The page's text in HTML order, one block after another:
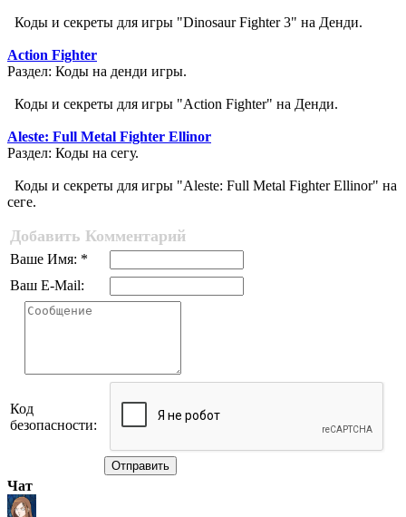
Коды и секреты для игры "Dinosaur Fighter 3" на Денди.
Action Fighter
Раздел: Коды на денди игры.
Коды и секреты для игры "Action Fighter" на Денди.
Aleste: Full Metal Fighter Ellinor
Раздел: Коды на сегу.
Коды и секреты для игры "Aleste: Full Metal Fighter Ellinor" на
сеге.
Добавить Комментарий
Ваше Имя: *
Ваш E-Mail:
Код
безопасности:
Отправить
Чат